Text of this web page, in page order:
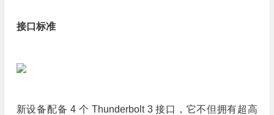
接口标准
新设备配备 4 个 Thunderbolt 3 接口，它不但拥有超高